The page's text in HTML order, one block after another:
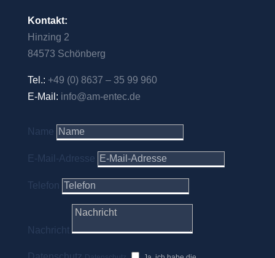
Kontakt:
Hinzing 2
84573 Schönberg
Tel.: +49 (0) 8637 – 35 99 960
E-Mail: info@am-entec.de
Name
E-Mail-Adresse
Telefon
Nachricht